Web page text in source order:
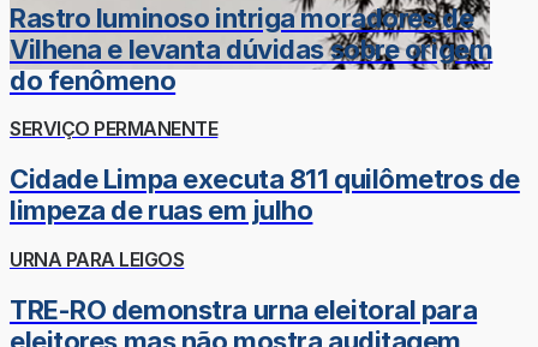
Rastro luminoso intriga moradores de
Vilhena e levanta dúvidas sobre origem
do fenômeno
SERVIÇO PERMANENTE
Cidade Limpa executa 811 quilômetros de
limpeza de ruas em julho
URNA PARA LEIGOS
TRE-RO demonstra urna eleitoral para
eleitores mas não mostra auditagem